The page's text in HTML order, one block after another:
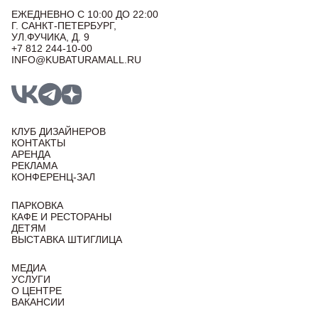
ЕЖЕДНЕВНО С 10:00 ДО 22:00
Г. САНКТ-ПЕТЕРБУРГ,
УЛ.ФУЧИКА, Д. 9
+7 812 244-10-00
INFO@KUBATURAMALL.RU
КЛУБ ДИЗАЙНЕРОВ
КОНТАКТЫ
АРЕНДА
РЕКЛАМА
КОНФЕРЕНЦ-ЗАЛ
ПАРКОВКА
КАФЕ И РЕСТОРАНЫ
ДЕТЯМ
ВЫСТАВКА ШТИГЛИЦА
МЕДИА
УСЛУГИ
О ЦЕНТРЕ
ВАКАНСИИ